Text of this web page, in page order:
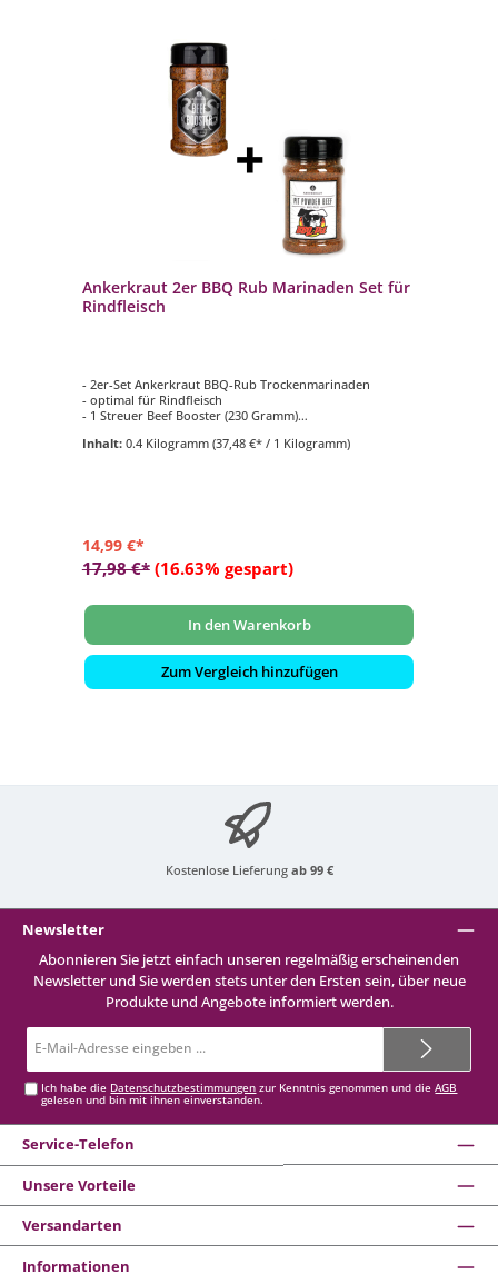
Ankerkraut 2er BBQ Rub Marinaden Set für
Rindfleisch
- 2er-Set Ankerkraut BBQ-Rub Trockenmarinaden
- optimal für Rindfleisch
- 1 Streuer Beef Booster (230 Gramm)
Inhalt: 0.4 Kilogramm (37,48 €* / 1 Kilogramm)
14,99 €*
17,98 €* (16.63% gespart)
In den Warenkorb
Zum Vergleich hinzufügen
Kostenlose Lieferung ab 99 €
Newsletter
Abonnieren Sie jetzt einfach unseren regelmäßig erscheinenden
Newsletter und Sie werden stets unter den Ersten sein, über neue
Produkte und Angebote informiert werden.
Mail-
Ich habe die Datenschutzbestimmungen zur Kenntnis genommen und dieAGB
gelesen und bin mit ihnen einverstanden.
Service-Telefon
Unsere Vorteile
Versandarten
Informationen